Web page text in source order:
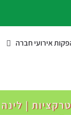
אירועי חברה
|